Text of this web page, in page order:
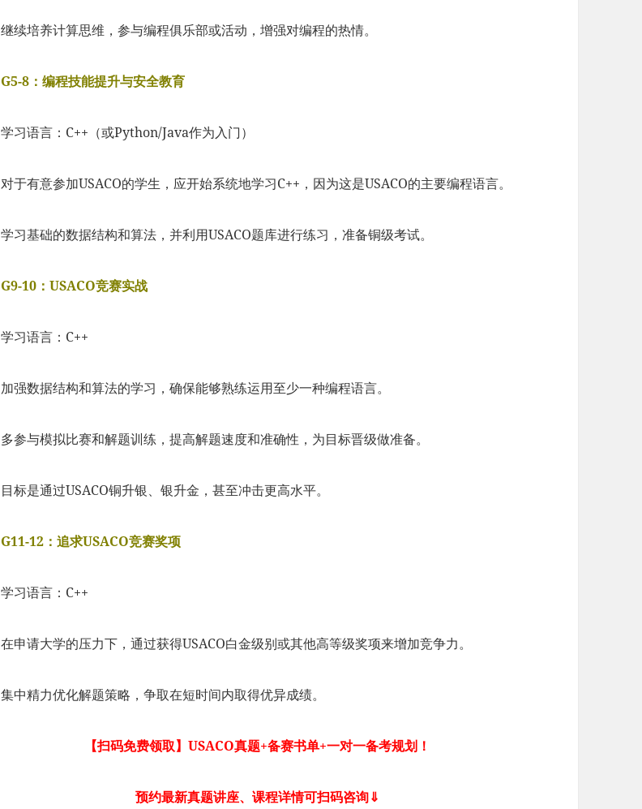
继续培养计算思维，参与编程俱乐部或活动，增强对编程的热情。
G5-8：编程技能提升与安全教育
学习语言：C++（或Python/Java作为入门）
对于有意参加USACO的学生，应开始系统地学习C++，因为这是USACO的主要编程语言。
学习基础的数据结构和算法，并利用USACO题库进行练习，准备铜级考试。
G9-10：USACO竞赛实战
学习语言：C++
加强数据结构和算法的学习，确保能够熟练运用至少一种编程语言。
多参与模拟比赛和解题训练，提高解题速度和准确性，为目标晋级做准备。
目标是通过USACO铜升银、银升金，甚至冲击更高水平。
G11-12：追求USACO竞赛奖项
学习语言：C++
在申请大学的压力下，通过获得USACO白金级别或其他高等级奖项来增加竞争力。
集中精力优化解题策略，争取在短时间内取得优异成绩。
【扫码免费领取】USACO真题+备赛书单+一对一备考规划！
预约最新真题讲座、课程详情可扫码咨询⇓